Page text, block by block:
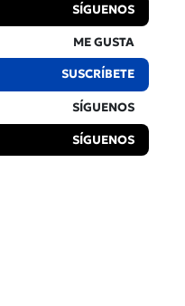
SÍGUENOS
ME GUSTA
SUSCRÍBETE
SÍGUENOS
SÍGUENOS